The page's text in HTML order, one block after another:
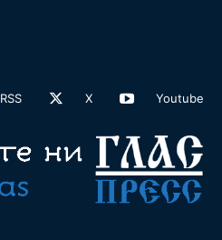
RSS X Youtube